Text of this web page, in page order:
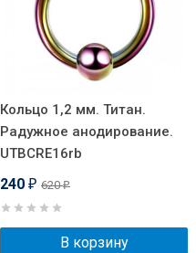
Кольцо 1,2 мм. Титан.
Радужное анодирование.
UTBCRE16rb
240 ₽ 620₽
В корзину